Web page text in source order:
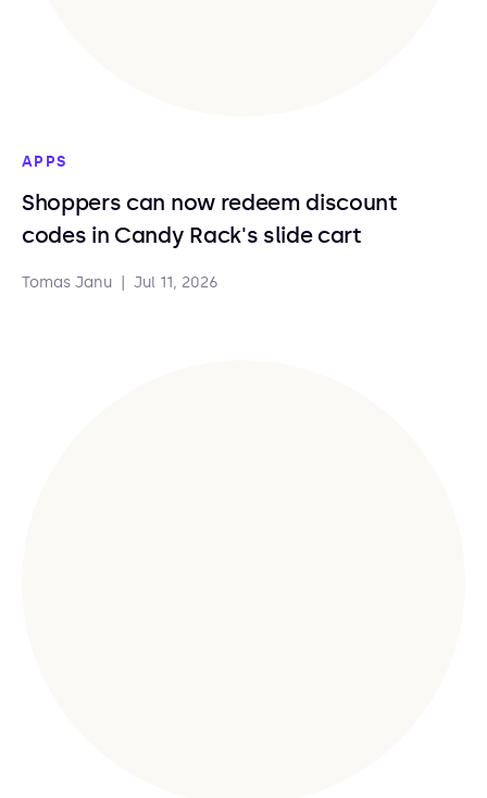
APPS
Shoppers can now redeem discount
codes in Candy Rack's slide cart
Tomas Janu Jul 11, 2026